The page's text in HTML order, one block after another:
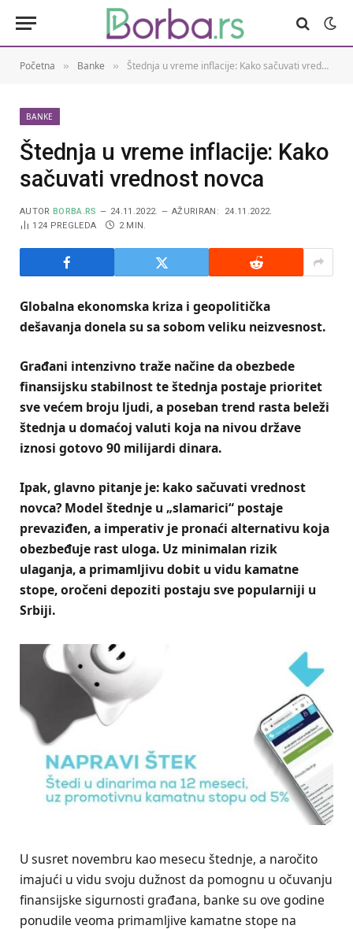
Početna » Banke » Štednja u vreme inflacije: Kako sačuvati vrednost novca
BANKE
Štednja u vreme inflacije: Kako
sačuvati vrednost novca
AUTOR BORBA.RS 24.11.2022. AŽURIRAN:
24.11.2022.
124 PREGLEDA 2 MIN.
Globalna ekonomska kriza i geopolitička
dešavanja donela su sa sobom veliku neizvesnost.
Građani intenzivno traže načine da obezbede
finansijsku stabilnost te štednja postaje prioritet
sve većem broju ljudi, a poseban trend rasta beleži
štednja u domaćoj valuti koja na nivou države
iznosi gotovo 90 milijardi dinara.
Ipak, glavno pitanje je: kako sačuvati vrednost
novca? Model štednje u „slamarici“ postaje
prevaziđen, a imperativ je pronaći alternativu koja
obezbeđuje rast uloga. Uz minimalan rizik
ulaganja, a primamljivu dobit u vidu kamatne
stope, oročeni depoziti postaju sve popularniji u
Srbiji.
U susret novembru kao mesecu štednje, a naročito
imajući u vidu svoju dužnost da pomognu u očuvanju
finansijske sigurnosti građana, banke su ove godine
ponudile veoma primamljive kamatne stope na